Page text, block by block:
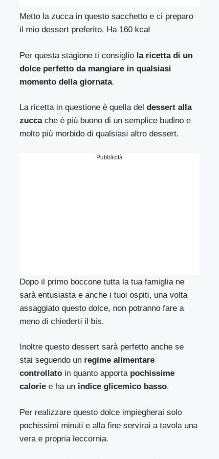
Metto la zucca in questo sacchetto e ci preparo
il mio dessert preferito. Ha 160 kcal
Per questa stagione ti consiglio la ricetta di un
dolce perfetto da mangiare in qualsiasi
momento della giornata.
La ricetta in questione è quella deldessert alla
zuccache è più buono di un semplice budino e
molto più morbido di qualsiasi altro dessert.
Pubblicità
Dopo il primo boccone tutta la tua famiglia ne
sarà entusiasta e anche i tuoi ospiti, una volta
assaggiato questo dolce, non potranno fare a
meno di chiederti il bis.
Inoltre questo dessert sarà perfetto anche se
stai seguendo un regime alimentare
controllato in quanto apporta pochissime
calorie e ha un indice glicemico basso.
Per realizzare questo dolce impiegherai solo
pochissimi minuti e alla fine servirai a tavola una
vera e propria leccornia.